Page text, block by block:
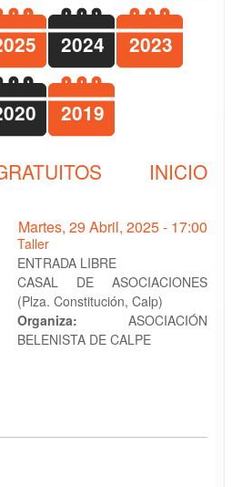
2024 2023
2019
INICIO
Martes, 29 Abril, 2025 - 17:00
Taller
ENTRADA LIBRE
CASAL DE ASOCIACIONES
(Plza. Constitución, Calp)
Organiza: ASOCIACIÓN
BELENISTA DE CALPE